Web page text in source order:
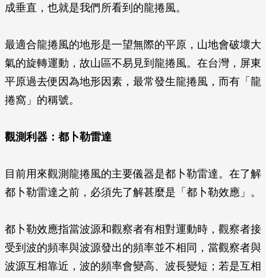
成垂直，也就是我們所看到的龍捲風。
最適合龍捲風的地形是一望無際的平原，山地會破壞大
氣的旋轉運動，故山區不易見到龍捲風。在台灣，屏東
平原過去便因為地形因素，最常發生龍捲風，而有「龍
捲窩」的稱號。
觀測利器：都卜勒雷達
目前用來觀測龍捲風的主要儀器是都卜勒雷達。在了解
都卜勒雷達之前，必須先了解甚麼是「都卜勒效應」。
都卜勒效應指當波源和觀察者有相對運動時，觀察者接
受到波的頻率與波源發出的頻率並不相同，當觀察者與
波源互相靠近，波的頻率會變高、波長變短；若是互相